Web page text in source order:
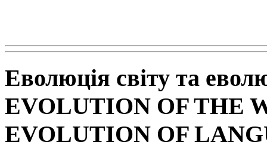
Еволюція світу та
EVOLUTION OF THE
EVOLUTION OF